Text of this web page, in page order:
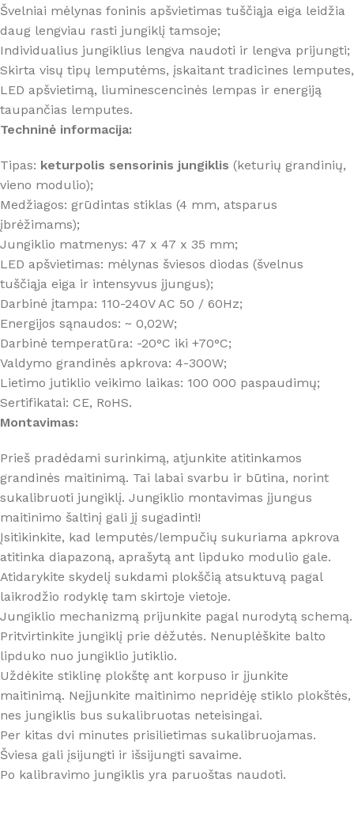
Švelniai mėlynas foninis apšvietimas tuščiąja eiga leidžia
daug lengviau rasti jungiklį tamsoje;
Individualius jungiklius lengva naudoti ir lengva prijungti;
Skirta visų tipų lemputėms, įskaitant tradicines lemputes,
LED apšvietimą, liuminescencinės lempas ir energiją
taupančias lemputes.
Techninė informacija:
Tipas: keturpolis sensorinis jungiklis (keturių grandinių,
vieno modulio);
Medžiagos: grūdintas stiklas (4 mm, atsparus
įbrėžimams);
Jungiklio matmenys: 47 x 47 x 35 mm;
LED apšvietimas: mėlynas šviesos diodas (švelnus
tuščiąja eiga ir intensyvus įjungus);
Darbinė įtampa: 110-240V AC 50 / 60Hz;
Energijos sąnaudos: ~ 0,02W;
Darbinė temperatūra: -20°C iki +70°C;
Valdymo grandinės apkrova: 4-300W;
Lietimo jutiklio veikimo laikas: 100 000 paspaudimų;
Sertifikatai: CE, RoHS.
Montavimas:
Prieš pradėdami surinkimą, atjunkite atitinkamos
grandinės maitinimą. Tai labai svarbu ir būtina, norint
sukalibruoti jungiklį. Jungiklio montavimas įjungus
maitinimo šaltinį gali jį sugadinti!
Įsitikinkite, kad lemputės/lempučių sukuriama apkrova
atitinka diapazoną, aprašytą ant lipduko modulio gale.
Atidarykite skydelį sukdami plokščią atsuktuvą pagal
laikrodžio rodyklę tam skirtoje vietoje.
Jungiklio mechanizmą prijunkite pagal nurodytą schemą.
Pritvirtinkite jungiklį prie dėžutės. Nenuplėškite balto
lipduko nuo jungiklio jutiklio.
Uždėkite stiklinę plokštę ant korpuso ir įjunkite
maitinimą. Neįjunkite maitinimo nepridėję stiklo plokštės,
nes jungiklis bus sukalibruotas neteisingai.
Per kitas dvi minutes prisilietimas sukalibruojamas.
Šviesa gali įsijungti ir išsijungti savaime.
Po kalibravimo jungiklis yra paruoštas naudoti.